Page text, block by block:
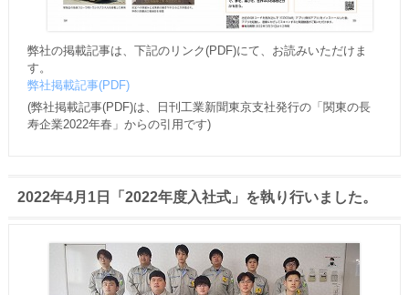
弊社の掲載記事は、下記のリンク(PDF)にて、お読みいただけま
す。
弊社掲載記事(PDF)
(弊社掲載記事(PDF)は、日刊工業新聞東京支社発行の「関東の長
寿企業2022年春」からの引用です)
2022年4月1日「2022年度入社式」を執り行いました。